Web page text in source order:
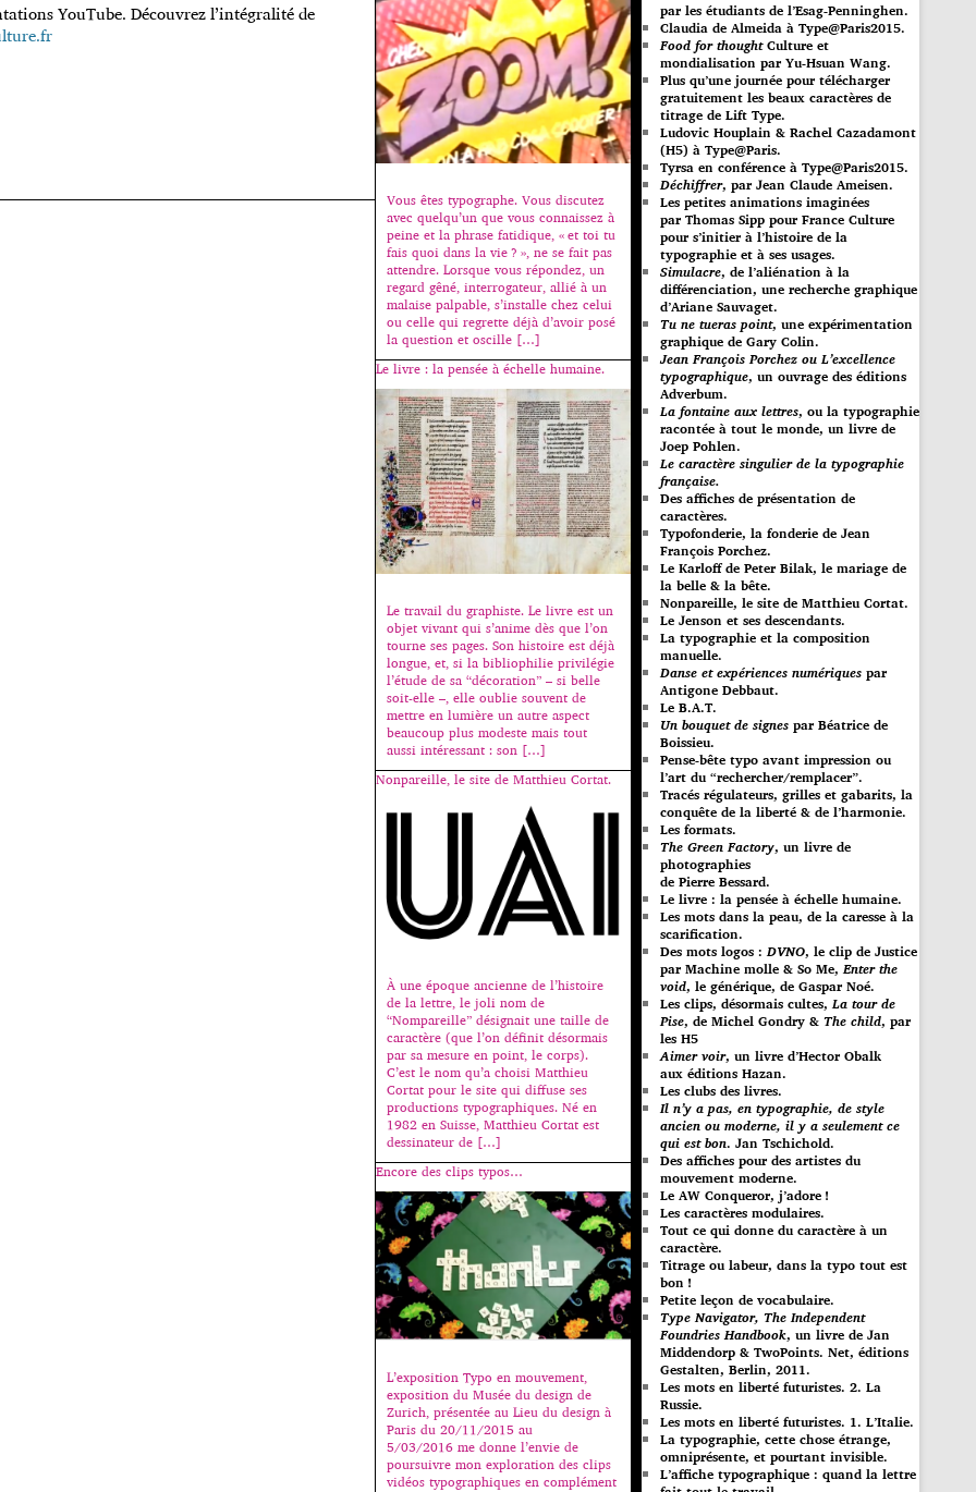
YouTube. Découvrez l’intégralité de
Vous êtes typographe. Vous discutez
avec quelqu’un que vous connaissez à
peine et la phrase fatidique, « et toi tu
fais quoi dans la vie ? », ne se fait pas
attendre. Lorsque vous répondez, un
regard gêné, interrogateur, allié à un
malaise palpable, s’installe chez celui
ou celle qui regrette déjà d’avoir posé
la question et oscille […]
Le livre : la pensée à échelle humaine.
Le travail du graphiste. Le livre est un
objet vivant qui s’anime dès que l’on
tourne ses pages. Son histoire est déjà
longue, et, si la bibliophilie privilégie
l’étude de sa “décoration” – si belle
soit-elle –, elle oublie souvent de
mettre en lumière un autre aspect
beaucoup plus modeste mais tout
aussi intéressant : son […]
Nonpareille, le site de Matthieu Cortat.
À une époque ancienne de l’histoire
de la lettre, le joli nom de
“Nompareille” désignait une taille de
caractère (que l’on définit désormais
par sa mesure en point, le corps).
C’est le nom qu’a choisi Matthieu
Cortat pour le site qui diffuse ses
productions typographiques. Né en
1982 en Suisse, Matthieu Cortat est
dessinateur de […]
Encore des clips typos…
L’exposition Typo en mouvement,
exposition du Musée du design de
Zurich, présentée au Lieu du design à
Paris du 20/11/2015 au
5/03/2016 me donne l’envie de
poursuivre mon exploration des clips
vidéos typographiques en complément
par les étudiants de l’Esag-Penninghen.
Claudia de Almeida à Type@Paris2015.
Food for thoughtCulture et
mondialisation par Yu-Hsuan Wang.
Plus qu’une journée pour télécharger
gratuitement les beaux caractères de
titrage de Lift Type.
Ludovic Houplain & Rachel Cazadamont
(H5) à Type@Paris.
Tyrsa en conférence à Type@Paris2015.
Déchiffrer, par Jean Claude Ameisen.
Les petites animations imaginées
par Thomas Sipp pour France Culture
pour s’initier à l’histoire de la
typographie et à ses usages.
Simulacre, de l’aliénation à la
différenciation, une recherche graphique
d’Ariane Sauvaget.
Tu ne tueras point, une expérimentation
graphique de Gary Colin.
Jean François Porchez ou L’excellence
typographique, un ouvrage des éditions
Adverbum.
La fontaine aux lettres, ou la typographie
racontée à tout le monde, un livre de
Joep Pohlen.
Le caractère singulier de la typographie
française.
Des affiches de présentation de
caractères.
Typofonderie, la fonderie de Jean
François Porchez.
Le Karloff de Peter Bilak, le mariage de
la belle & la bête.
Nonpareille, le site de Matthieu Cortat.
Le Jenson et ses descendants.
La typographie et la composition
manuelle.
Danse et expériences numériques par
Antigone Debbaut.
Le B.A.T.
Un bouquet de signes par Béatrice de
Boissieu.
Pense-bête typo avant impression ou
l’art du “rechercher/remplacer”.
Tracés régulateurs, grilles et gabarits, la
conquête de la liberté & de l’harmonie.
Les formats.
The Green Factory, un livre de
photographies
de Pierre Bessard.
Le livre : la pensée à échelle humaine.
Les mots dans la peau, de la caresse à la
scarification.
Des mots logos :DVNO, le clip de Justice
par Machine molle & So Me,Enter the
void, le générique, de Gaspar Noé.
Les clips, désormais cultes,La tour de
Pise, de Michel Gondry & The child, par
les H5
Aimer voir, un livre d’Hector Obalk
aux éditions Hazan.
Les clubs des livres.
Il n’y a pas, en typographie, de style
ancien ou moderne, il y a seulement ce
qui est bon. Jan Tschichold.
Des affiches pour des artistes du
mouvement moderne.
Le AW Conqueror, j’adore !
Les caractères modulaires.
Tout ce qui donne du caractère à un
caractère.
Titrage ou labeur, dans la typo tout est
bon !
Petite leçon de vocabulaire.
Type Navigator, The Independent
Foundries Handbook, un livre de Jan
Middendorp & TwoPoints. Net, éditions
Gestalten, Berlin, 2011.
Les mots en liberté futuristes. 2. La
Russie.
Les mots en liberté futuristes. 1. L’Italie.
La typographie, cette chose étrange,
omniprésente, et pourtant invisible.
L’affiche typographique : quand la lettre